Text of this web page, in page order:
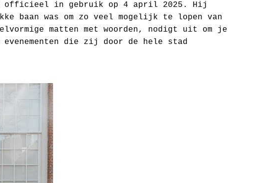
officieel in gebruik op 4 april 2025. Hij
baan was om zo veel mogelijk te lopen van
matten met woorden, nodigt uit om je
die zij door de hele stad